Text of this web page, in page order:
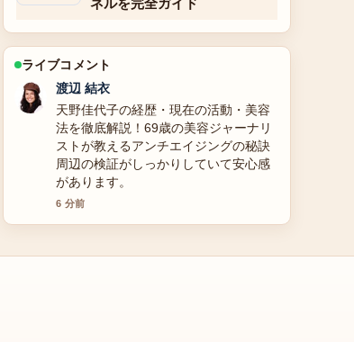
ネルを完全ガイド
ライブコメント
小林 大智
【2025年】中山翔貴のプロフィール｜
年齢・身長・家族構成・学歴・出演作
【父・中山秀征】最新情報を徹底解説
の整理がとても分かりやすいです。今
日の中でも特に読みやすいです。
8 分前